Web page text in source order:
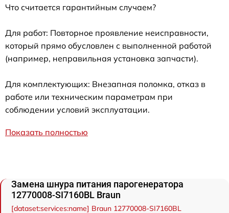
Что считается гарантийным случаем?
Для работ: Повторное проявление неисправности,
который прямо обусловлен с выполненной работой
(например, неправильная установка запчасти).
Для комплектующих: Внезапная поломка, отказ в
работе или техническим параметрам при
соблюдении условий эксплуатации.
Показать полностью
Замена шнура питания парогенератора
12770008-SI7160BL Braun
[dataset:services:name] Braun 12770008-SI7160BL